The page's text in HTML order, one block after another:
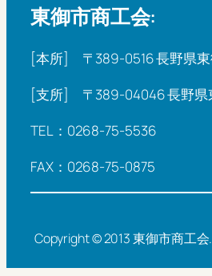
東御市商工会:
[本所] 〒389-0516 長野県東
[支所] 〒389-04046 長野県
TEL：0268-75-5536
FAX：0268-75-0875
Copyright © 2013 東御市商工会